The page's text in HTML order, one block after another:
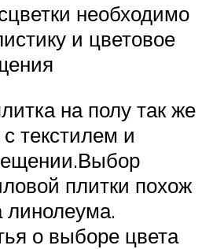
необходимо
и цветовое
на полу так же
текстилем и
плитки похож
линолеума.
о выборе цвета